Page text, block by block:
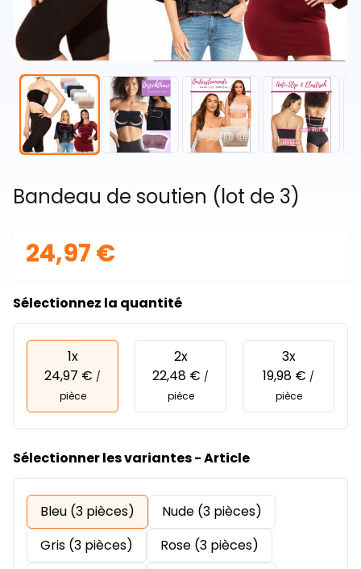
Bandeau de soutien (lot de 3)
24,97 €
Sélectionnez la quantité
1x
24,97 € /
pièce
2x
22,48 € /
pièce
3x
19,98 € /
pièce
Sélectionner les variantes - Article
Bleu (3 pièces)
Nude (3 pièces)
Gris (3 pièces)
Rose (3 pièces)